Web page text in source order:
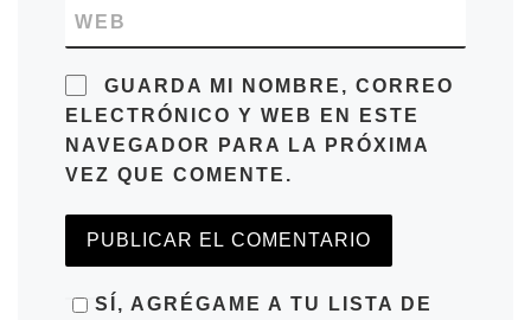
WEB
GUARDA MI NOMBRE, CORREO
ELECTRÓNICO Y WEB EN ESTE
NAVEGADOR PARA LA PRÓXIMA
VEZ QUE COMENTE.
SÍ, AGRÉGAME A TU LISTA DE